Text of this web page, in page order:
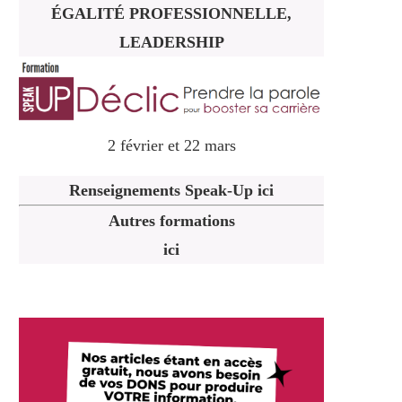
ÉGALITÉ PROFESSIONNELLE,
LEADERSHIP
2 février et 22 mars
Renseignements Speak-Up ici
Autres formations
ici